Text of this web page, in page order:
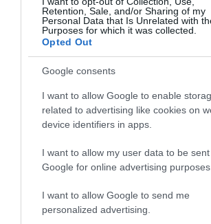
Retention, Sale, and/or Sharing of my
Personal Data that Is Unrelated with
Purposes for which it was collected.
Opted Out
Google consents
I want to allow Google to enable
related to advertising like cookies on
device identifiers in apps.
I want to allow my user data to be
Google for online advertising purposes.
I want to allow Google to send me
personalized advertising.
ΕΚΠΑΙΔΕΥΣΗ - ΚΑΤΑΡΤΙΣΗ